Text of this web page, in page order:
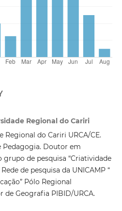
Regional do Cariri
Regional do Cariri URCA/CE.
Pedagogia. Doutor em
de pesquisa “Criatividade
de pesquisa da UNICAMP “
Pólo Regional
de Geografia PIBID/URCA.